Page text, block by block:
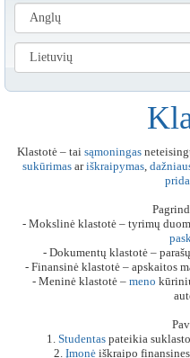
Klastotė – tai sąmoningas
sukūrimas ariškraipymas,
- Mokslinė klastotė – tyrimų
- Dokumentų klastotė –
- Finansinė klastotė – apskaitos
- Meninė klastotė – meno
1. Studentas pateikia
2. Įmonė iškraipo